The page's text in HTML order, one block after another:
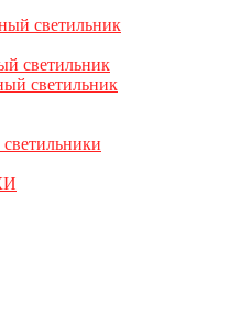
светильник
светильник
светильник